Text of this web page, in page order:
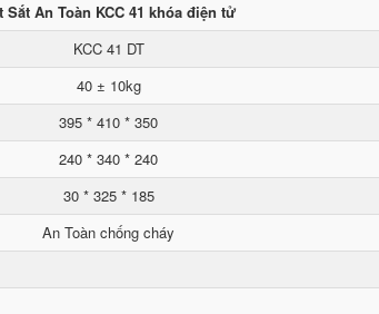
Sắt An Toàn KCC 41 khóa điện tử
KCC 41 DT
40 ± 10kg
395 * 410 * 350
240 * 340 * 240
30 * 325 * 185
An Toàn chống cháy